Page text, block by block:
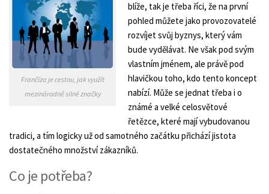
Frančíza je cestou, jak využít
mezinárodně silné značky
blíže, tak je třeba říci, že na první
pohled můžete jako provozovatelé
rozvíjet svůj byznys, který vám
bude vydělávat. Ne však pod svým
vlastním jménem, ale právě pod
hlavičkou toho, kdo tento koncept
nabízí. Může se jednat třeba i o
známé a velké celosvětové
řetězce, které mají vybudovanou
tradici, a tím logicky už od samotného začátku přichází jistota
dostatečného množství zákazníků.
Co je potřeba?